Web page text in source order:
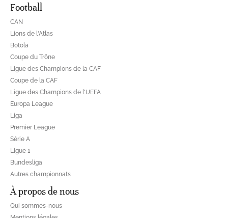
Football
CAN
Lions de l'Atlas
Botola
Coupe du Trône
Ligue des Champions de la CAF
Coupe de la CAF
Ligue des Champions de l'UEFA
Europa League
Liga
Premier League
Série A
Ligue 1
Bundesliga
Autres championnats
À propos de nous
Qui sommes-nous